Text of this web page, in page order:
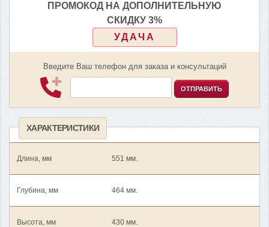
ПРОМОКОД НА ДОПОЛНИТЕЛЬНУЮ
СКИДКУ 3%
УДАЧА
Введите Ваш телефон для заказа и консультаций
ОТПРАВИТЬ
ХАРАКТЕРИСТИКИ
Длина, мм 551 мм.
Глубина, мм 464 мм.
Высота, мм 430 мм.